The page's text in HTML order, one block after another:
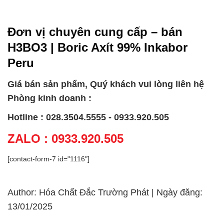
Đơn vị chuyên cung cấp – bán
H3BO3 | Boric Axít 99% Inkabor
Peru
Giá bán sản phẩm, Quý khách vui lòng liên hệ
Phòng kinh doanh :
Hotline : 028.3504.5555 - 0933.920.505
ZALO : 0933.920.505
[contact-form-7 id="1116"]
Author: Hóa Chất Đắc Trường Phát | Ngày đăng:
13/01/2025